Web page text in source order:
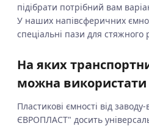
підібрати потрібний вам
У наших напівсферичних
спеціальні пази для стяжного
На яких
можна використати
Пластикові ємності від
ЄВРОПЛАСТ" досить